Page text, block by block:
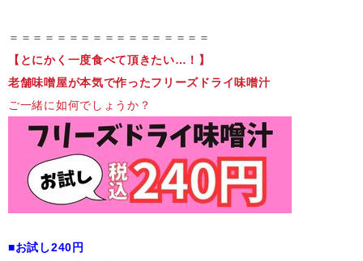
＝＝＝＝＝＝＝＝＝＝＝＝＝＝＝＝＝
【とにかく一度食べて頂きたい…！】
老舗味噌屋が本気で作ったフリーズドライ味噌汁
ご一緒に如何でしょうか？
■お試し240円